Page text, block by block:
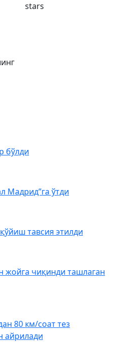
stars
бўлди
Мадрид”га ўтди
тавсия этилди
жойга чиқинди ташлаган
80 км/соат тез
айрилади